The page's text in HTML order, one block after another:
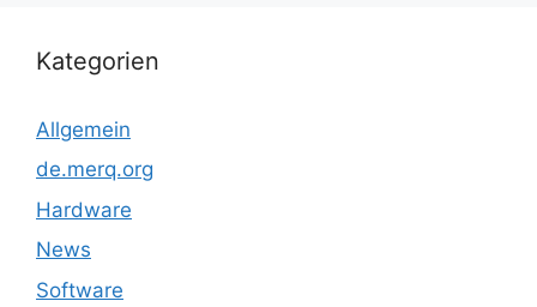
Kategorien
Allgemein
de.merq.org
Hardware
News
Software